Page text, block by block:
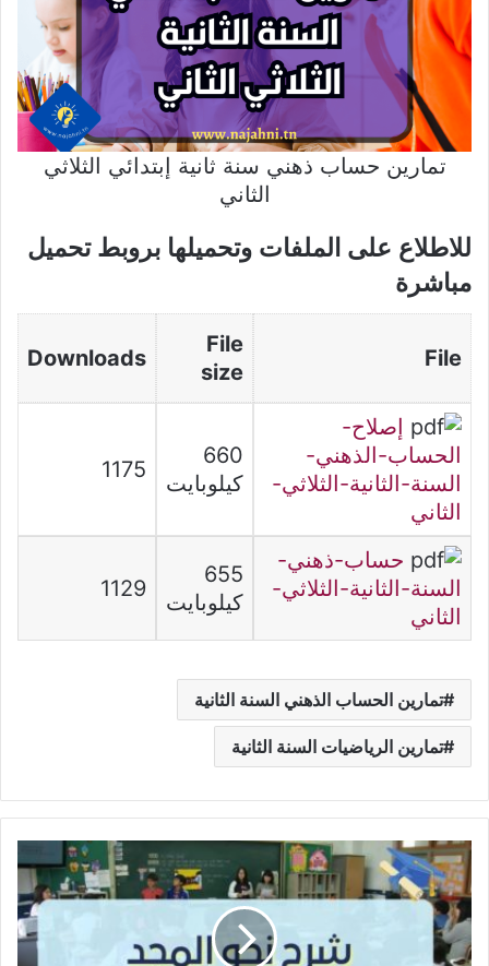
تمارين حساب ذهني سنة ثانية إبتدائي الثلاثي
الثاني
للاطلاع على الملفات وتحميلها بروبط تحميل
مباشرة
File
File
size
Downloads
إصلاح-
الحساب-الذهني-
السنة-الثانية-الثلاثي-
الثاني
660
كيلوبايت
1175
حساب-ذهني-
السنة-الثانية-الثلاثي-
الثاني
655
كيلوبايت
1129
تمارين الحساب الذهني السنة الثانية
تمارين الرياضيات السنة الثانية
شرح
نص
نحو
المجد
-